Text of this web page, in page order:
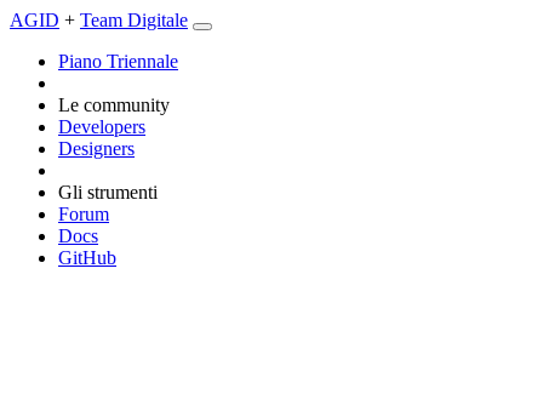
AGID + Team Digitale
Piano Triennale
Le community
Developers
Designers
Gli strumenti
Forum
Docs
GitHub